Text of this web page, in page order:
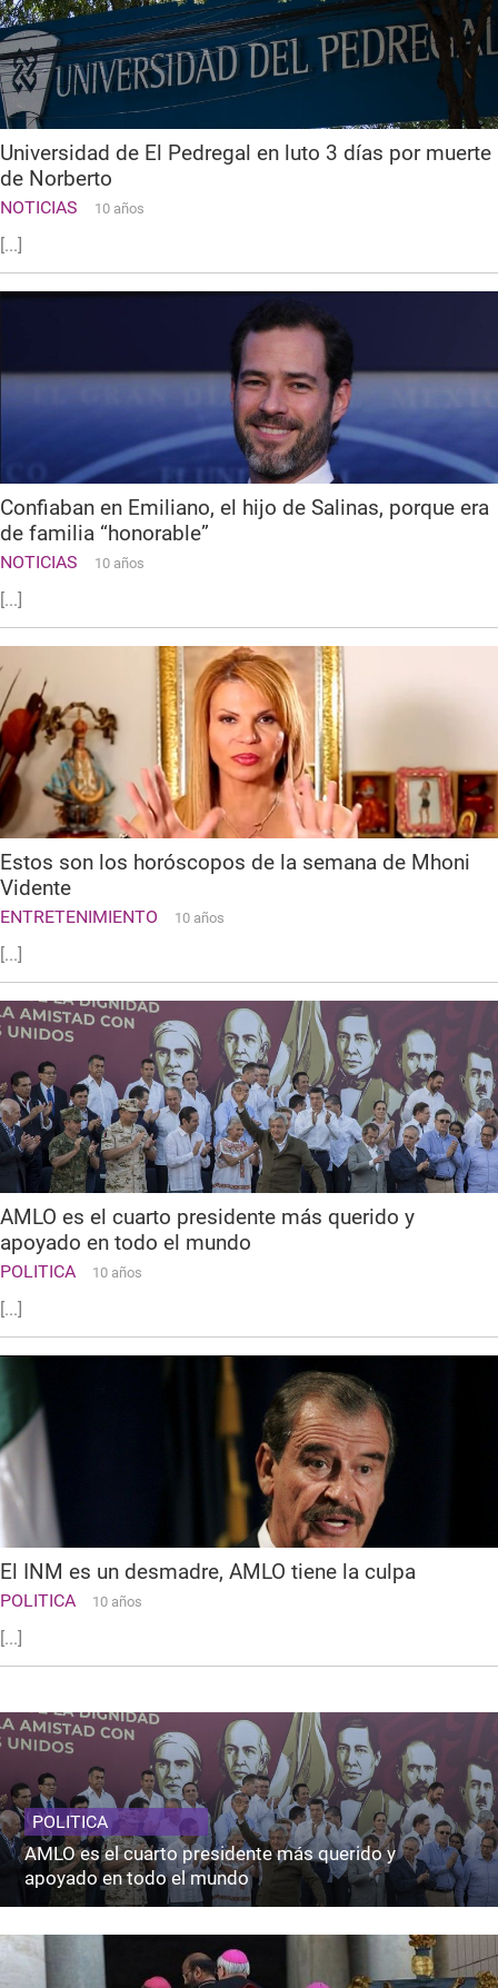
Universidad de El Pedregal en luto 3 días por muerte
de Norberto
NOTICIAS 10 años
[...]
Confiaban en Emiliano, el hijo de Salinas, porque era
de familia “honorable”
NOTICIAS 10 años
[...]
Estos son los horóscopos de la semana de Mhoni
Vidente
ENTRETENIMIENTO 10 años
[...]
AMLO es el cuarto presidente más querido y
apoyado en todo el mundo
POLITICA 10 años
[...]
El INM es un desmadre, AMLO tiene la culpa
POLITICA 10 años
[...]
POLITICA
AMLO es el cuarto presidente más querido y
apoyado en todo el mundo